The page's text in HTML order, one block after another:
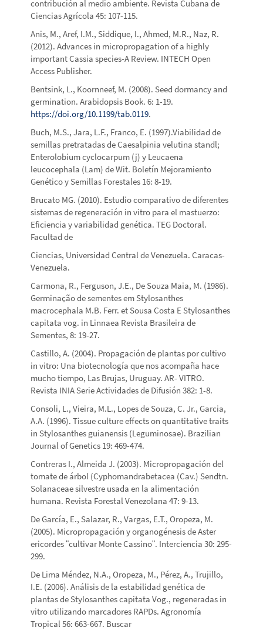
contribución al medio ambiente. Revista Cubana de
Ciencias Agrícola 45: 107-115.
Anis, M., Aref, I.M., Siddique, I., Ahmed, M.R., Naz, R.
(2012). Advances in micropropagation of a highly
important Cassia species-A Review. INTECH Open
Access Publisher.
Bentsink, L., Koornneef, M. (2008). Seed dormancy and
germination. Arabidopsis Book. 6: 1-19.
https://doi.org/10.1199/tab.0119.
Buch, M.S., Jara, L.F., Franco, E. (1997).Viabilidad de
semillas pretratadas de Caesalpinia velutina standl;
Enterolobium cyclocarpum (j) y Leucaena
leucocephala (Lam) de Wit. Boletín Mejoramiento
Genético y Semillas Forestales 16: 8-19.
Brucato MG. (2010). Estudio comparativo de diferentes
sistemas de regeneración in vitro para el mastuerzo:
Eficiencia y variabilidad genética. TEG Doctoral.
Facultad de
Ciencias, Universidad Central de Venezuela. Caracas-
Venezuela.
Carmona, R., Ferguson, J.E., De Souza Maia, M. (1986).
Germinaҫão de sementes em Stylosanthes
macrocephala M.B. Ferr. et Sousa Costa E Stylosanthes
capitata vog. in Linnaea Revista Brasileira de
Sementes, 8: 19-27.
Castillo, A. (2004). Propagación de plantas por cultivo
in vitro: Una biotecnología que nos acompaña hace
mucho tiempo, Las Brujas, Uruguay. AR- VITRO.
Revista INIA Serie Actividades de Difusión 382: 1-8.
Consoli, L., Vieira, M.L., Lopes de Souza, C. Jr., Garcia,
A.A. (1996). Tissue culture effects on quantitative traits
in Stylosanthes guianensis (Leguminosae). Brazilian
Journal of Genetics 19: 469-474.
Contreras I., Almeida J. (2003). Micropropagación del
tomate de árbol (Cyphomandrabetacea (Cav.) Sendtn.
Solanaceae silvestre usada en la alimentación
humana. Revista Forestal Venezolana 47: 9-13.
De García, E., Salazar, R., Vargas, E.T., Oropeza, M.
(2005). Micropropagación y organogénesis de Aster
ericordes ʺcultivar Monte Cassinoʺ. Interciencia 30: 295-
299.
De Lima Méndez, N.A., Oropeza, M., Pérez, A., Trujillo,
I.E. (2006). Análisis de la estabilidad genética de
plantas de Stylosanthes capitata Vog., regeneradas in
vitro utilizando marcadores RAPDs. Agronomía
Tropical 56: 663-667. Buscar